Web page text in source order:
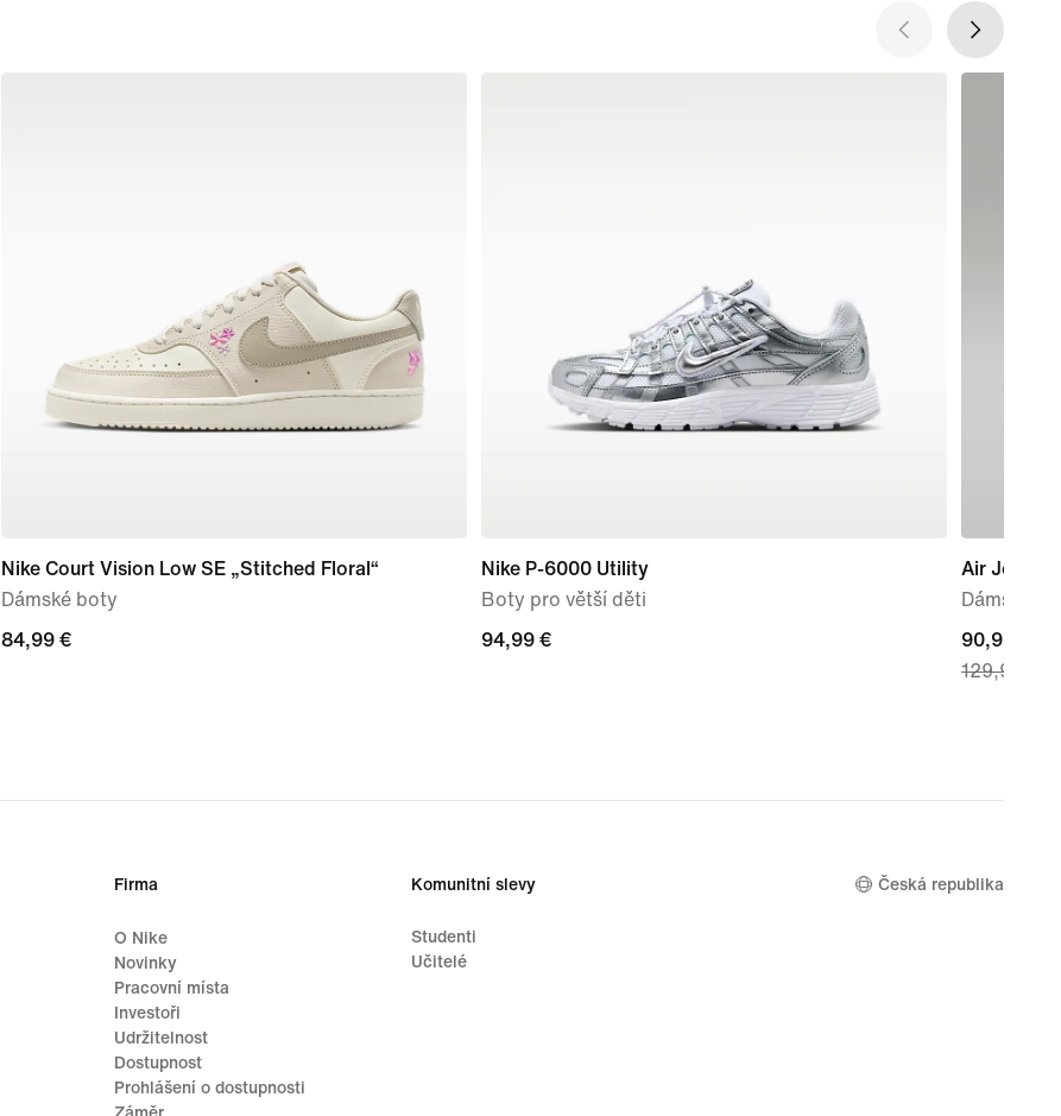
Nike Court Vision Low SE „Stitched Floral“
Dámské boty
84,99 €
84,99 €
Nike P-6000 Utility
Boty pro větší děti
94,99 €
94,99 €
Air Jordan
Dámské
current
price
129,99 €
90,99 €
129,99 €
Firma
O Nike
Novinky
Pracovní místa
Investoři
Udržitelnost
Dostupnost
Prohlášení o dostupnosti
Záměr
Komunitní slevy
Studenti
Učitelé
Česká republika